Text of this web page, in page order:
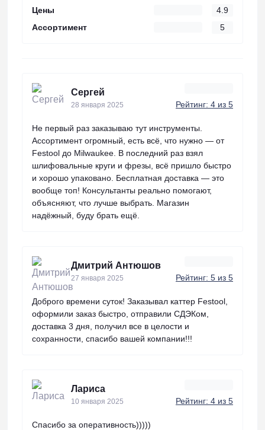
Цены
4.9
Ассортимент
5
Сергей
28 января 2025 Рейтинг: 4 из 5
Не первый раз заказываю тут инструменты.
Ассортимент огромный, есть всё, что нужно — от
Festool до Milwaukee. В последний раз взял
шлифовальные круги и фрезы, всё пришло быстро
и хорошо упаковано. Бесплатная доставка — это
вообще топ! Консультанты реально помогают,
объясняют, что лучше выбрать. Магазин
надёжный, буду брать ещё.
Дмитрий Антюшов
27 января 2025 Рейтинг: 5 из 5
Доброго времени суток! Заказывал каттер Festool,
оформили заказ быстро, отправили СДЭКом,
доставка 3 дня, получил все в целости и
сохранности, спасибо вашей компании!!!
Лариса
10 января 2025 Рейтинг: 4 из 5
Спасибо за оперативность)))))